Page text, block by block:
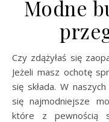
Modne
Czy zdążyłaś się
Jeżeli masz ochotę
się składa. W
się najmodniejsze
które z pewnością